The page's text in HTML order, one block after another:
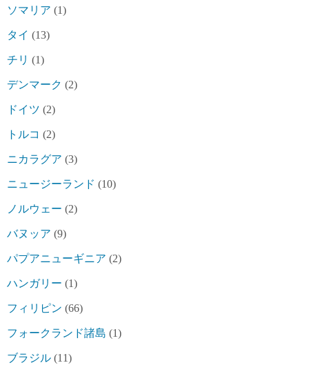
ソマリア (1)
タイ (13)
チリ (1)
デンマーク (2)
ドイツ (2)
トルコ (2)
ニカラグア (3)
ニュージーランド (10)
ノルウェー (2)
バヌッア (9)
パプアニューギニア (2)
ハンガリー (1)
フィリピン (66)
フォークランド諸島 (1)
ブラジル (11)